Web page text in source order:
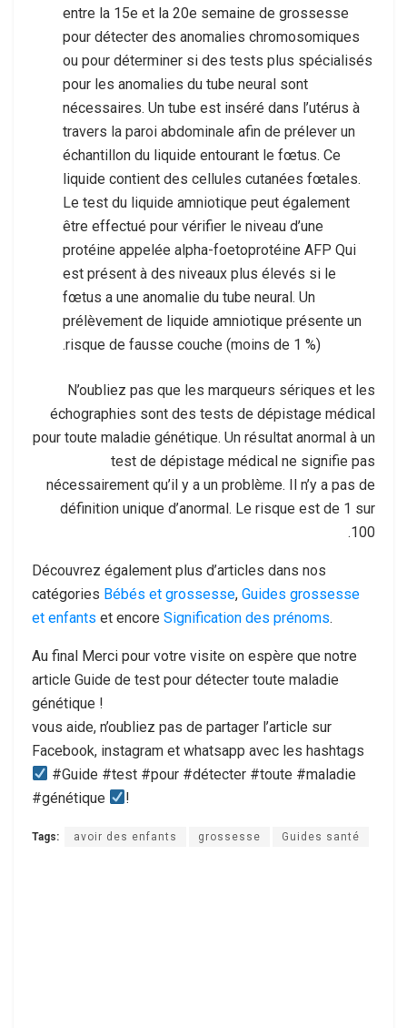
entre la 15e et la 20e semaine de grossesse
pour détecter des anomalies chromosomiques
ou pour déterminer si des tests plus spécialisés
pour les anomalies du tube neural sont
nécessaires. Un tube est inséré dans l’utérus à
travers la paroi abdominale afin de prélever un
échantillon du liquide entourant le fœtus. Ce
liquide contient des cellules cutanées fœtales.
Le test du liquide amniotique peut également
être effectué pour vérifier le niveau d’une
protéine appelée alpha-foetoprotéineAFP Qui
est présent à des niveaux plus élevés si le
fœtus a une anomalie du tube neural. Un
prélèvement de liquide amniotique présente un
risque de fausse couche (moins de 1 %).
N’oubliez pas que les marqueurs sériques et les
échographies sont des tests de dépistage médical
pour toute maladie génétique. Un résultat anormal à un
test de dépistage médical ne signifie pas
nécessairement qu’il y a un problème. Il n’y a pas de
définition unique d’anormal. Le risque est de 1 sur
100.
Découvrez également plus d’articles dans nos
catégories Bébés et grossesse, Guides grossesse
et enfants et encore Signification des prénoms.
Au final Merci pour votre visite on espère que notre
article Guide de test pour détecter toute maladie
génétique !
vous aide, n’oubliez pas de partager l’article sur
Facebook, instagram et whatsapp avec les hashtags
#Guide #test #pour #détecter #toute #maladie
#génétique
!
Tags: avoir des enfants grossesse Guides santé